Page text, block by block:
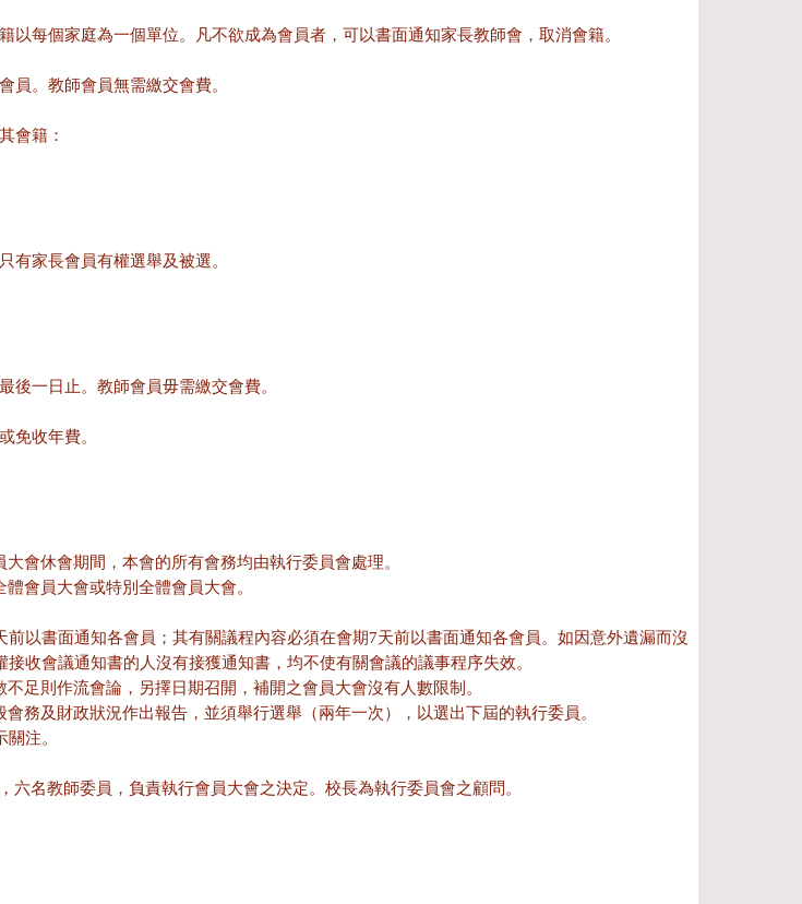
以每個家庭為一個單位。凡不欲成為會員者，可以書面通知家長教師會，取消會籍。
員。教師會員無需繳交會費。
會籍：
有家長會員有權選舉及被選。
後一日止。教師會員毋需繳交會費。
免收年費。
會休會期間，本會的所有會務均由執行委員會處理。
會員大會或特別全體會員大會。
以書面通知各會員；其有關議程內容必須在會期7天前以書面通知各會員。如因意外遺漏而沒
收會議通知書的人沒有接獲通知書，均不使有關會議的議事程序失效。
足則作流會論，另擇日期召開，補開之會員大會沒有人數限制。
務及財政狀況作出報告，並須舉行選舉（兩年一次），以選出下屆的執行委員。
注。
名教師委員，負責執行會員大會之決定。校長為執行委員會之顧問。